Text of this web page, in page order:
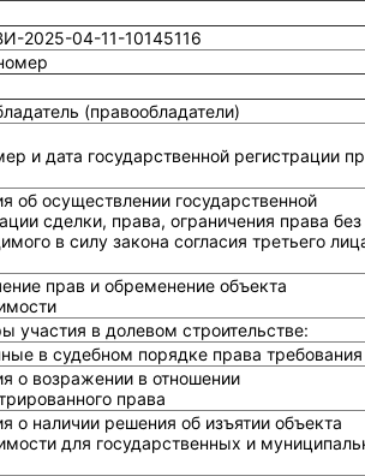
2025-04-11-10145116
(правообладатели)
и дата государственной регистрации
об осуществлении государственной
сделки, права, ограничения права без
в силу закона согласия третьего
прав и обременение объекта
участия в долевом строительстве:
в судебном порядке права требования
о возражении в отношении
права
о наличии решения об изъятии объекта
для государственных и